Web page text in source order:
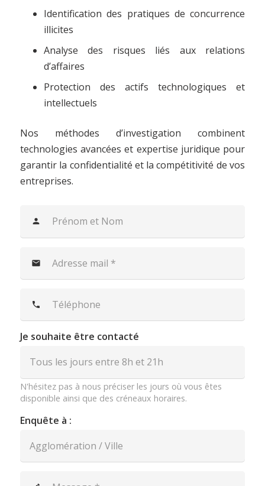
Identification des pratiques de concurrence
illicites
Analyse des risques liés aux relations
d’affaires
Protection des actifs technologiques et
intellectuels
Nos méthodes d’investigation combinent
technologies avancées et expertise juridique pour
garantir la confidentialité et la compétitivité de vos
entreprises.
person
mail
phone
Je souhaite être contacté
N'hésitez pas à nous préciser les jours où vous êtes
disponible ainsi que des créneaux horaires.
Enquête à :